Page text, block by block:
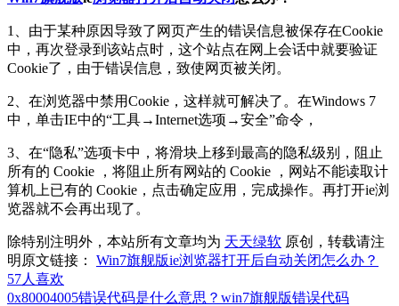
1、由于某种原因导致了网页产生的错误信息被保存在Cookie
中，再次登录到该站点时，这个站点在网上会话中就要验证
Cookie了，由于错误信息，致使网页被关闭。
2、在浏览器中禁用Cookie，这样就可解决了。在Windows 7
中，单击IE中的“工具→Internet选项→安全”命令，
3、在“隐私”选项卡中，将滑块上移到最高的隐私级别，阻止
所有的 Cookie ，将阻止所有网站的 Cookie ，网站不能读取计
算机上已有的 Cookie，点击确定应用，完成操作。再打开ie浏
览器就不会再出现了。
除特别注明外，本站所有文章均为 天天绿软 原创，转载请注
明原文链接： Win7旗舰版ie浏览器打开后自动关闭怎么办？
57人喜欢
0x80004005错误代码是什么意思？win7旗舰版错误代码